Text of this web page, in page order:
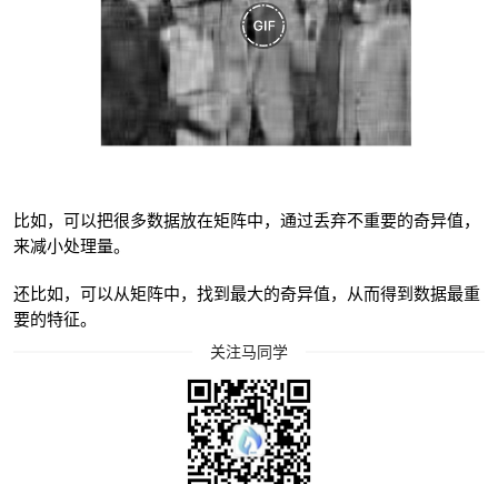
比如，可以把很多数据放在矩阵中，通过丢弃不重要的奇异值，
来减小处理量。
还比如，可以从矩阵中，找到最大的奇异值，从而得到数据最重
要的特征。
关注马同学